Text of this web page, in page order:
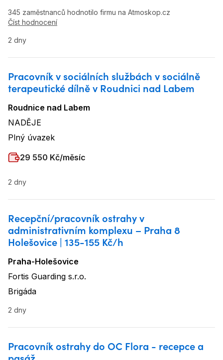
345 zaměstnanců hodnotilo firmu na Atmoskop.cz
Číst hodnocení
2 dny
Pracovník v sociálních službách v sociálně
terapeutické dílně v Roudnici nad Labem
Lokalita:
Roudnice nad Labem
Název firmy
NADĚJE
Typ úvazku:
Plný úvazek
Plat:
29 550 Kč/měsíc
2 dny
Recepční/pracovník ostrahy v
administrativním komplexu – Praha 8
Holešovice | 135-155 Kč/h
Lokalita
Praha-Holešovice
Název firmy:
Fortis Guarding s.r.o.
Typ úvazku
Brigáda
2 dny
Pracovník ostrahy do OC Flora - recepce a